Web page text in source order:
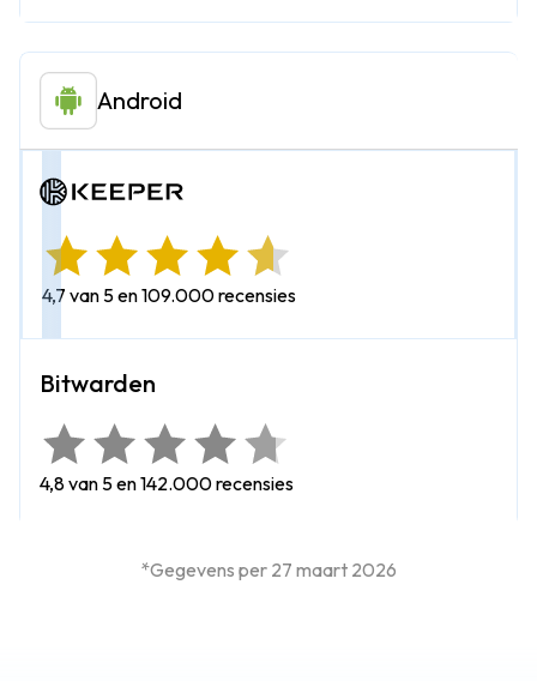
Android
4,7 van 5 en 109.000 recensies
4,8 van 5 en 142.000 recensies
*Gegevens per 27 maart 2026